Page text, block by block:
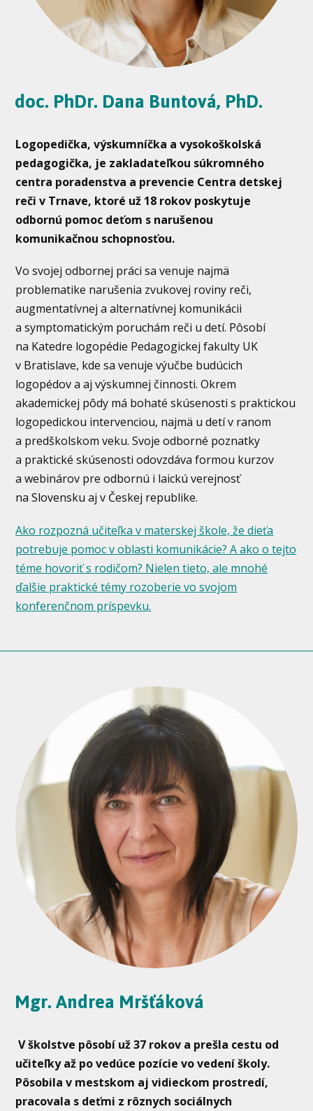
doc. PhDr. Dana Buntová, PhD.
Logopedička, výskumníčka a vysokoškolská
pedagogička, je zakladateľkou súkromného
centra poradenstva a prevencie Centra detskej
reči v Trnave, ktoré už 18 rokov poskytuje
odbornú pomoc deťom s narušenou
komunikačnou schopnosťou.
Vo svojej odbornej práci sa venuje najmä
problematike narušenia zvukovej roviny reči,
augmentatívnej a alternatívnej komunikácii
a symptomatickým poruchám reči u detí. Pôsobí
na Katedre logopédie Pedagogickej fakulty UK
v Bratislave, kde sa venuje výučbe budúcich
logopédov a aj výskumnej činnosti. Okrem
akademickej pôdy má bohaté skúsenosti s praktickou
logopedickou intervenciou, najmä u detí v ranom
a predškolskom veku. Svoje odborné poznatky
a praktické skúsenosti odovzdáva formou kurzov
a webinárov pre odbornú i laickú verejnosť
na Slovensku aj v Českej republike.
Ako rozpozná učiteľka v materskej škole, že dieťa
potrebuje pomoc v oblasti komunikácie? A ako o tejto
téme hovoriť s rodičom? Nielen tieto, ale mnohé
ďalšie praktické témy rozoberie vo svojom
konferenčnom príspevku.
Mgr. Andrea Mršťáková
V školstve pôsobí už 37 rokov a prešla cestu od
učiteľky až po vedúce pozície vo vedení školy.
Pôsobila v mestskom aj vidieckom prostredí,
pracovala s deťmi z rôznych sociálnych